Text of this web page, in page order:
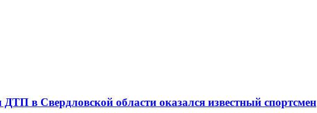
в Свердловской области оказался известный спортсмен